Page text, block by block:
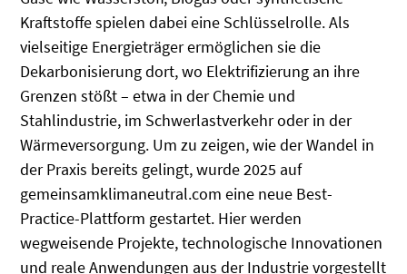
Kraftstoffe spielen dabei eine Schlüsselrolle. Als
vielseitige Energieträger ermöglichen sie die
Dekarbonisierung dort, wo Elektrifizierung an ihre
Grenzen stößt – etwa in der Chemie und
Stahlindustrie, im Schwerlastverkehr oder in der
Wärmeversorgung. Um zu zeigen, wie der Wandel in
der Praxis bereits gelingt, wurde 2025 auf
gemeinsamklimaneutral.com eine neue Best-
Practice-Plattform gestartet. Hier werden
wegweisende Projekte, technologische Innovationen
und reale Anwendungen aus der Industrie vorgestellt